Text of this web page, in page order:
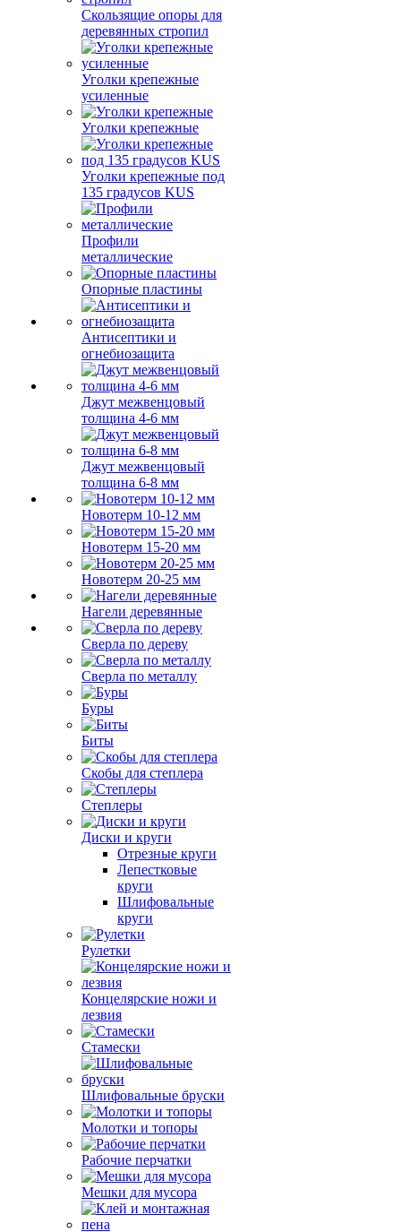
Скользящие опоры для
деревянных стропил
Уголки крепежные
усиленные
Уголки крепежные
Уголки крепежные под
135 градусов KUS
Профили
металлические
Опорные пластины
Антисептики и
огнебиозащита
Джут межвенцовый
толщина 4-6 мм
Джут межвенцовый
толщина 6-8 мм
Новотерм 10-12 мм
Новотерм 15-20 мм
Новотерм 20-25 мм
Нагели деревянные
Сверла по дереву
Сверла по металлу
Буры
Биты
Скобы для степлера
Степлеры
Диски и круги
Отрезные круги
Лепестковые
круги
Шлифовальные
круги
Рулетки
Концелярские ножи и
лезвия
Стамески
Шлифовальные бруски
Молотки и топоры
Рабочие перчатки
Мешки для мусора